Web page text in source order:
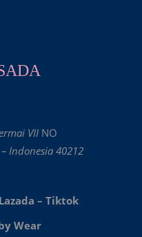
VII NO
Indonesia 40212
Lazada – Tiktok
Wear